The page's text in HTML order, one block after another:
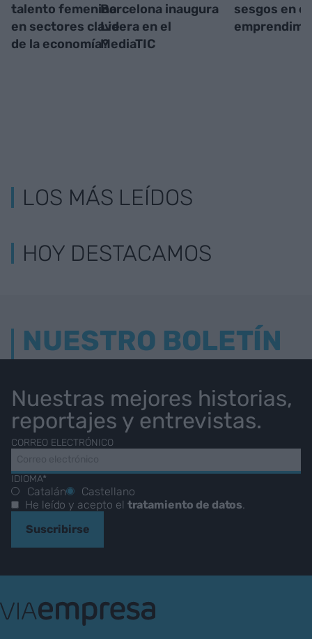
talento femenino
en sectores clave
de la economía?
Barcelona inaugura
Lidera en el
MediaTIC
sesgos en el
LOS MÁS LEÍDOS
HOY DESTACAMOS
NUESTRO BOLETÍN
Nuestras mejores historias,
reportajes y entrevistas.
CORREO ELECTRÓNICO
IDIOMA*
Catalán
Castellano
He leído y acepto el tratamiento de datos
Suscribirse